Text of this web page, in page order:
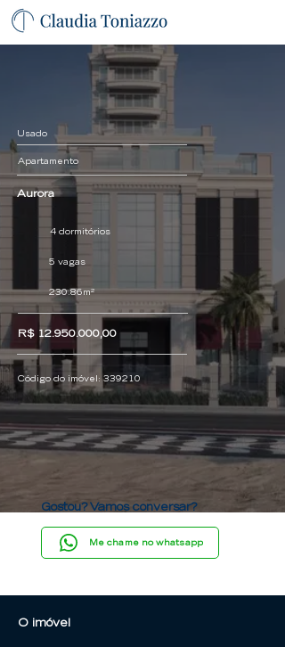
Usado
Apartamento
Aurora
4 dormitórios
5 vagas
230.86m²
R$12.950.000,00
Código do imóvel: 339210
Gostou? Vamos conversar?
Me chame no whatsapp
O imóvel